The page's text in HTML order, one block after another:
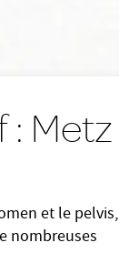
: Metz
et le pelvis,
nombreuses